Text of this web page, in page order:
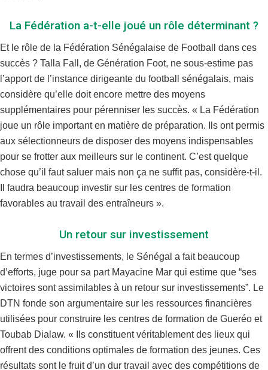
La Fédération a-t-elle joué un rôle déterminant ?
Et le rôle de la Fédération Sénégalaise de Football dans ces
succès ? Talla Fall, de Génération Foot, ne sous-estime pas
l’apport de l’instance dirigeante du football sénégalais, mais
considère qu’elle doit encore mettre des moyens
supplémentaires pour pérenniser les succès. « La Fédération
joue un rôle important en matière de préparation. Ils ont permis
aux sélectionneurs de disposer des moyens indispensables
pour se frotter aux meilleurs sur le continent. C’est quelque
chose qu’il faut saluer mais non ça ne suffit pas, considère-t-il.
Il faudra beaucoup investir sur les centres de formation
favorables au travail des entraîneurs ».
Un retour sur investissement
En termes d’investissements, le Sénégal a fait beaucoup
d’efforts, juge pour sa part Mayacine Mar qui estime que “ses
victoires sont assimilables à un retour sur investissements”. Le
DTN fonde son argumentaire sur les ressources financières
utilisées pour construire les centres de formation de Gueréo et
Toubab Dialaw. « Ils constituent véritablement des lieux qui
offrent des conditions optimales de formation des jeunes. Ces
résultats sont le fruit d’un dur travail avec des compétitions de